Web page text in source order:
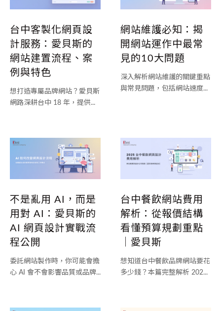
台中客製化網頁設
計服務：愛貝斯的
網站建置流程、案
例與特色
想打造專屬品牌網站？愛貝斯
網路深耕台中 18 年，提供...
網站維護必知：揭
開網站運作中最常
見的10大問題
深入解析網站維護的關鍵重點
與常見問題，包括網站速度...
不是亂用 AI，而是
用對 AI：愛貝斯的
AI 網頁設計實戰流
程公開
委託網站製作時，你可能會擔
心 AI 會不會影響品質或品牌...
台中餐飲網站費用
解析：從報價結構
看懂預算規劃重點
｜愛貝斯
想知道台中餐飲品牌網站要花
多少錢？本篇完整解析 202...